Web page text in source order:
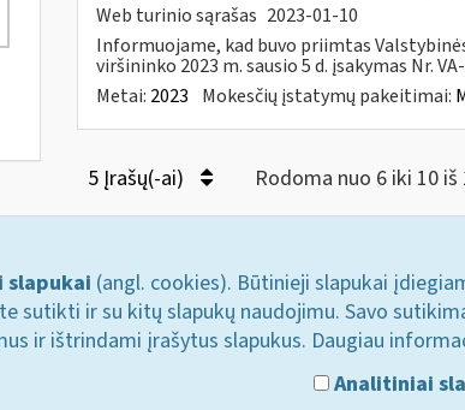
Web turinio sąrašas 2023-01-10
Informuojame, kad buvo priimtas
viršininko 2023 m. sausio 5 d. įsakymas Nr.
Metai: 2023 Mokesčių įstatymų pakeitimai:
5 Įrašų(-ai) Rodoma nuo 6 iki 10 iš
slapukai (angl. cookies). Būtinieji slapukai
sutikti ir su kitų slapukų naudojimu. Savo
ir ištrindami įrašytus slapukus. Daugiau
Analitiniai